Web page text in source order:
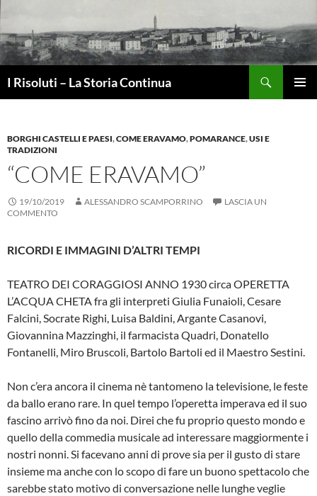
Vai
contenuto
I Risoluti – La Storia Continua
BORGHI CASTELLI E PAESI,COME ERAVAMO,POMARANCE,USI E
TRADIZIONI
“COME ERAVAMO”
19/10/2019 ALESSANDRO SCAMPORRINO
LASCIA UN
COMMENTO
RICORDI E IMMAGINI D’ALTRI TEMPI
TEATRO DEI CORAGGIOSI ANNO 1930 circa OPERETTA
L’ACQUA CHETA fra gli interpreti Giulia Funaioli, Cesare
Falcini, Socrate Righi, Luisa Baldini, Argante Casanovi,
Giovannina Mazzinghi, il farmacista Quadri, Dona­tello
Fontanelli, Miro Bruscoli, Bartolo Bartoli ed il Maestro Sestini.
Non c’era ancora il cinema nè tantomeno la televisione, le feste
da ballo erano rare. In quel tempo l’operetta impera­va ed il suo
fascino arrivò fino da noi. Direi che fu proprio questo mondo e
quello della commedia musicale ad inte­ressare maggiormente i
nostri nonni. Si facevano anni di prove sia per il gusto di stare
insieme ma anche con lo scopo di fare un buono spettacolo che
sarebbe stato motivo di conversazione nelle lunghe veglie